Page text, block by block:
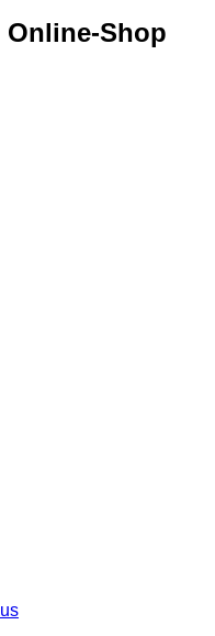
Online-Shop